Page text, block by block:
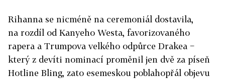
Rihanna se nicméně na ceremoniál dostavila,
na rozdíl od Kanyeho Westa, favorizovaného
rapera a Trumpova velkého odpůrce Drakea −
který z devíti nominací proměnil jen dvě za píseň
Hotline Bling, zato esemeskou poblahopřál objevu